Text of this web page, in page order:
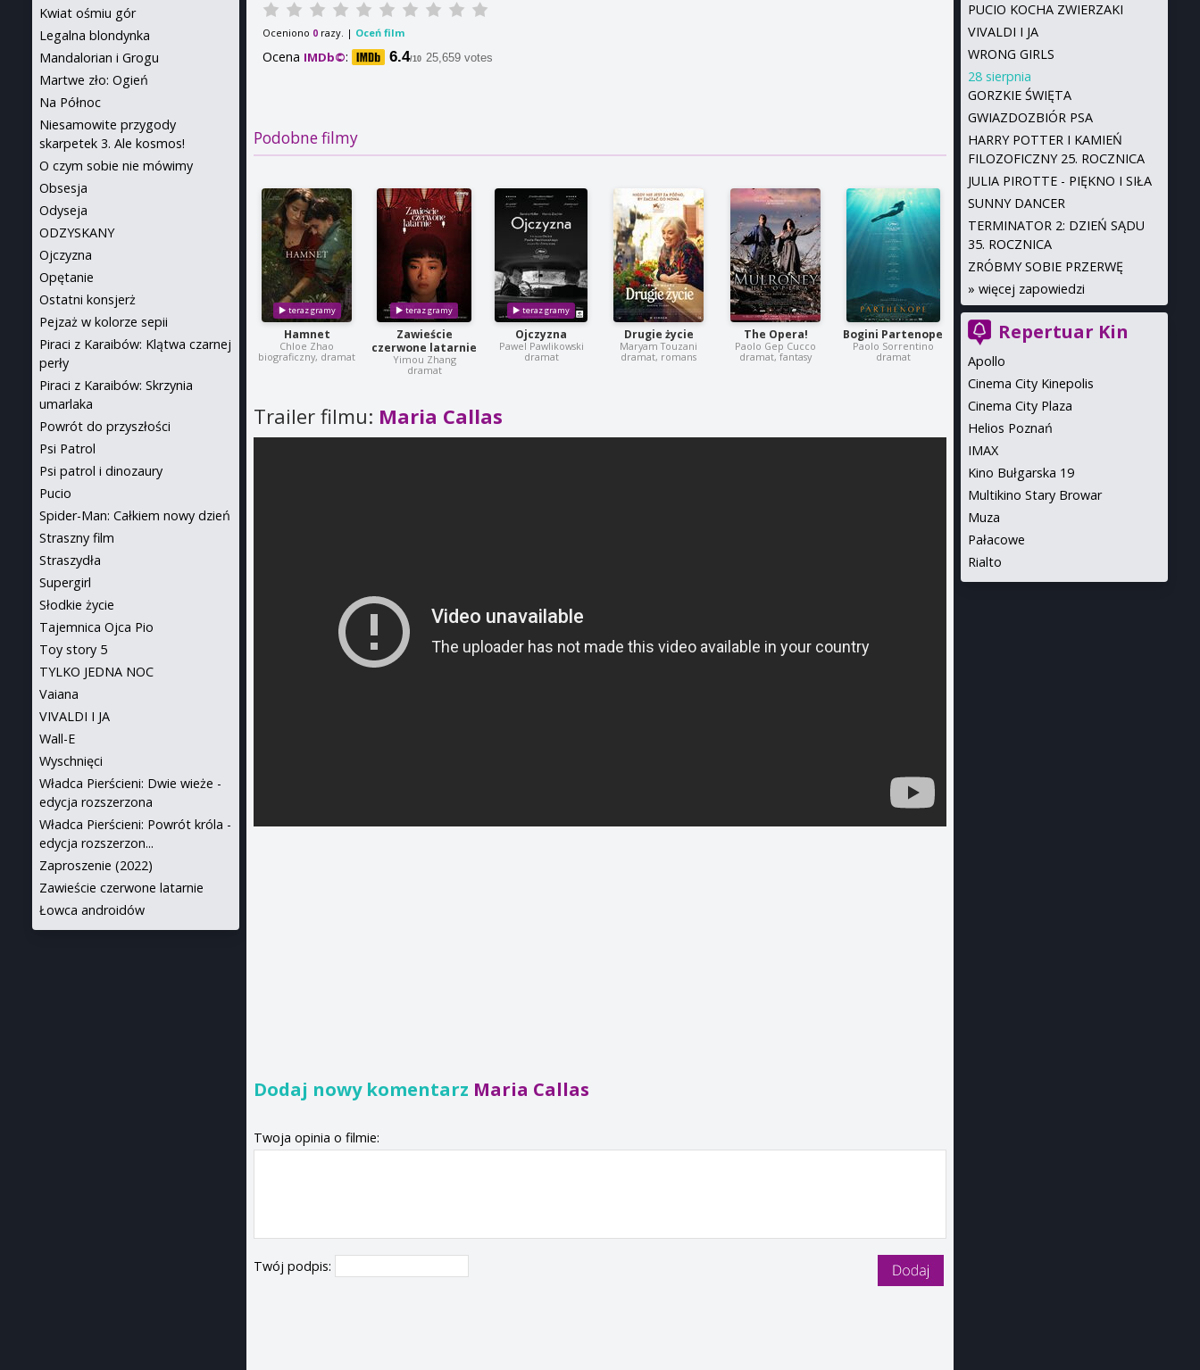
Oceniono 0 razy. | Oceń film
Ocena IMDb©: 6.4/10 25,659 votes
Podobne filmy
Hamnet
Chloe Zhao
biograficzny, dramat
Zawieście
czerwone latarnie
Yimou Zhang
dramat
Ojczyzna
Pawel Pawlikowski
dramat
Drugie życie
Maryam Touzani
dramat, romans
The Opera!
Paolo Gep Cucco
dramat, fantasy
Bogini Partenope
Paolo Sorrentino
dramat
Trailer filmu: Maria Callas
Dodaj nowy komentarz Maria Callas
Twoja opinia o filmie:
Twój podpis:
PUCIO KOCHA ZWIERZAKI
VIVALDI I JA
WRONG GIRLS
28 sierpnia
GORZKIE ŚWIĘTA
GWIAZDOZBIÓR PSA
HARRY POTTER I KAMIEŃ
FILOZOFICZNY 25. ROCZNICA
JULIA PIROTTE - PIĘKNO I SIŁA
SUNNY DANCER
TERMINATOR 2: DZIEŃ SĄDU
35. ROCZNICA
ZRÓBMY SOBIE PRZERWĘ
» więcej zapowiedzi
Repertuar Kin
Apollo
Cinema City Kinepolis
Cinema City Plaza
Helios Poznań
IMAX
Kino Bułgarska 19
Multikino Stary Browar
Muza
Pałacowe
Rialto
Kwiat ośmiu gór
Legalna blondynka
Mandalorian i Grogu
Martwe zło: Ogień
Na Północ
Niesamowite przygody
skarpetek 3. Ale kosmos!
O czym sobie nie mówimy
Obsesja
Odyseja
ODZYSKANY
Ojczyzna
Opętanie
Ostatni konsjerż
Pejzaż w kolorze sepii
Piraci z Karaibów: Klątwa czarnej
perły
Piraci z Karaibów: Skrzynia
umarlaka
Powrót do przyszłości
Psi Patrol
Psi patrol i dinozaury
Pucio
Spider-Man: Całkiem nowy dzień
Straszny film
Straszydła
Supergirl
Słodkie życie
Tajemnica Ojca Pio
Toy story 5
TYLKO JEDNA NOC
Vaiana
VIVALDI I JA
Wall-E
Wyschnięci
Władca Pierścieni: Dwie wieże -
edycja rozszerzona
Władca Pierścieni: Powrót króla -
edycja rozszerzon...
Zaproszenie (2022)
Zawieście czerwone latarnie
Łowca androidów